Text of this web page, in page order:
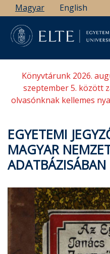
Ugrás
a
tartalomra
Magyar English
Könyvtárunk 2026.
szeptember 5. között
olvasónknak kellemes
EGYETEMI
MAGYAR
ADATBÁZISÁBAN